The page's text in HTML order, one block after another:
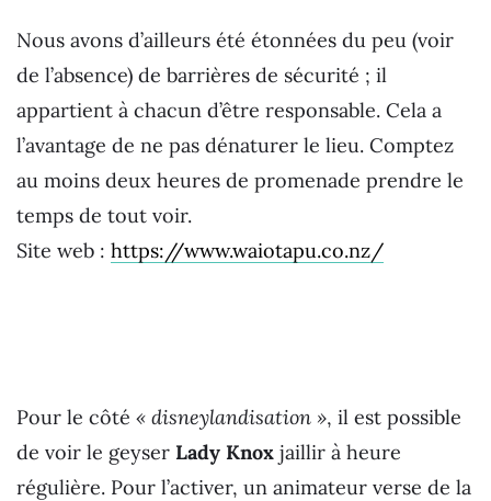
Nous avons d’ailleurs été étonnées du peu (voir
de l’absence) de barrières de sécurité ; il
appartient à chacun d’être responsable. Cela a
l’avantage de ne pas dénaturer le lieu. Comptez
au moins deux heures de promenade prendre le
temps de tout voir.
Site web : https://www.waiotapu.co.nz/
Pour le côté « disneylandisation », il est possible
de voir le geyser Lady Knox jaillir à heure
régulière. Pour l’activer, un animateur verse de la